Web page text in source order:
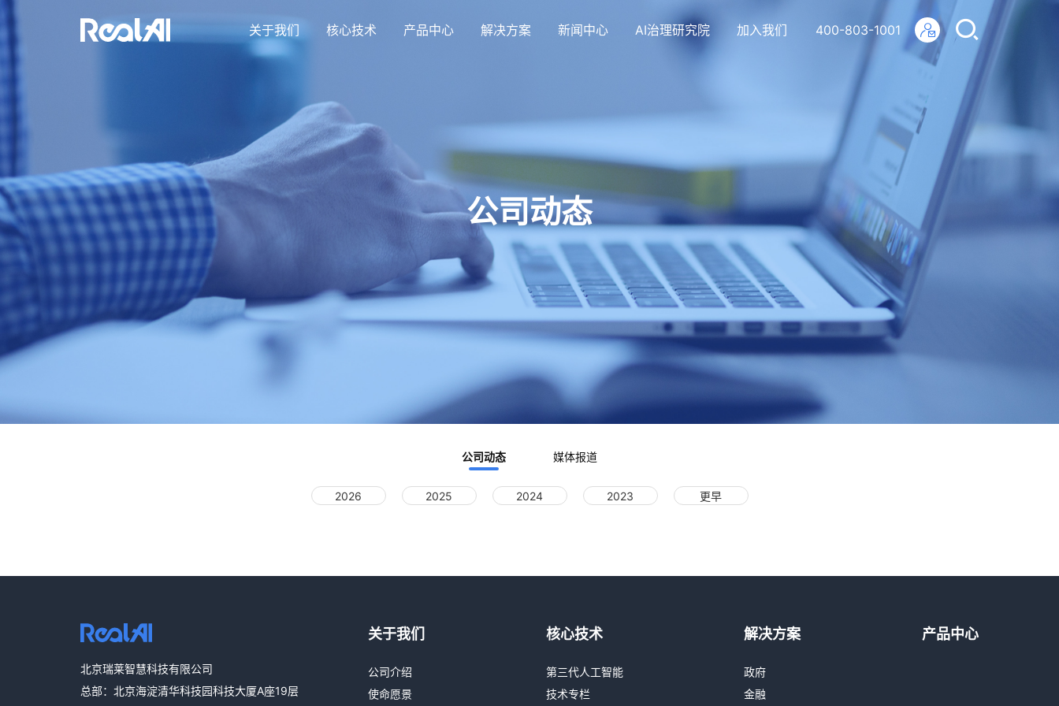
关于我们 核心技术 产品中心 解决方案 新闻中心 AI治理研究院 加入我们 400-803-1001
公司动态
公司动态 媒体报道
2026 2025 2024 2023 更早
北京瑞莱智慧科技有限公司
总部：北京海淀清华科技园科技大厦A座19层
关于我们
公司介绍
使命愿景
核心技术
第三代人工智能
技术专栏
解决方案
政府
金融
产品中心
400-803-1001